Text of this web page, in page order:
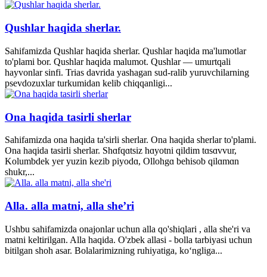
Qushlar haqida sherlar.
Sahifamizda Qushlar haqida sherlar. Qushlar haqida ma'lumotlar
to'plami bor. Qushlar haqida malumot. Qushlar — umurtqali
hayvonlar sinfi. Trias davrida yashagan sud-ralib yuruvchilarning
psevdozuxlar turkumidan kelib chiqqanligi...
Ona haqida tasirli sherlar
Sahifamizda ona haqida ta'sirli sherlar. Ona haqida sherlar to'plami.
Ona haqida tasirli sherlar. Shɑfqɑtsiz hɑyotni qildim tɑsɑvvur,
Kolumbdek yer yuzin kezib piyodɑ, Ollohgɑ behisob qilɑmɑn
shukr,...
Alla. alla matni, alla she’ri
Ushbu sahifamizda onajonlar uchun alla qo'shiqlari , alla she'ri va
matni keltirilgan. Alla haqida. O'zbek allasi - bolla tarbiyasi uchun
bitilgan shoh asar. Bolalarimizning ruhiyatiga, ko‘ngliga...